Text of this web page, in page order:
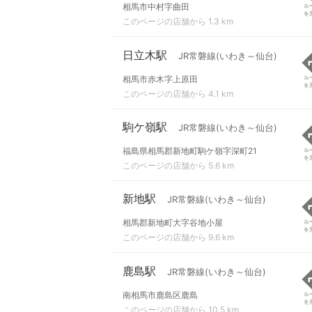
相馬市中村字曲田
このページの店舗から 1.3 km
ル
を
日立木駅 JR常磐線(いわき～仙台)
相馬市赤木字上原田
このページの店舗から 4.1 km
ル
を
駒ケ嶺駅 JR常磐線(いわき～仙台)
福島県相馬郡新地町駒ケ嶺字深町21
このページの店舗から 5.6 km
ル
を
新地駅 JR常磐線(いわき～仙台)
相馬郡新地町大字谷地小屋
このページの店舗から 9.6 km
ル
を
鹿島駅 JR常磐線(いわき～仙台)
南相馬市鹿島区鹿島
このページの店舗から 10.5 km
ル
を